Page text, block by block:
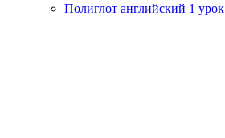
Полиглот английский 1 урок